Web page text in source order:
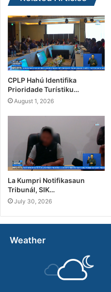
CPLP Hahú Identifika
Prioridade Turístiku…
August 1, 2026
La Kumpri Notifikasaun
Tribunál, SIK…
July 30, 2026
Weather